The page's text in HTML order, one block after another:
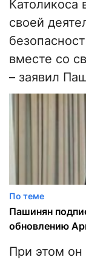
Католикоса
своей
вместе со
– заявил
По теме
Пашинян
обновлению
При этом он